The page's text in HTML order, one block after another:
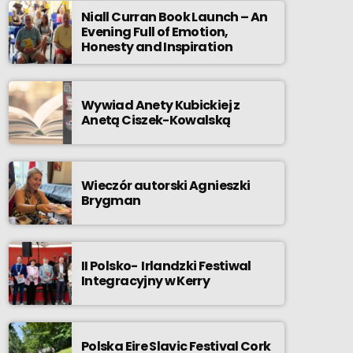
Niall Curran Book Launch – An
Evening Full of Emotion,
Honesty and Inspiration
Wywiad Anety Kubickiej z
Anetą Ciszek-Kowalską
Wieczór autorski Agnieszki
Brygman
II Polsko- Irlandzki Festiwal
Integracyjny w Kerry
Polska Eire Slavic Festival Cork